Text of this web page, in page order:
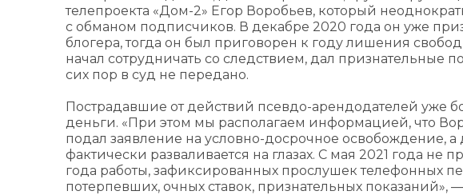
телепроекта «Дом-2» Егор Воробьев, который
с обманом подписчиков. В декабре 2020 года он уже
блогера, тогда он был приговорен к году лишения
начал сотрудничать со следствием, дал признательные
сих пор в суд не передано.
Пострадавшие от действий псевдо-арендодателей уже
деньги. «При этом мы располагаем информацией, что
подал заявление на условно-досрочное освобождение,
фактически разваливается на глазах. С мая 2021 года не
года работы, зафиксированных прослушек телефонных
потерпевших, очных ставок, признательных показаний»,